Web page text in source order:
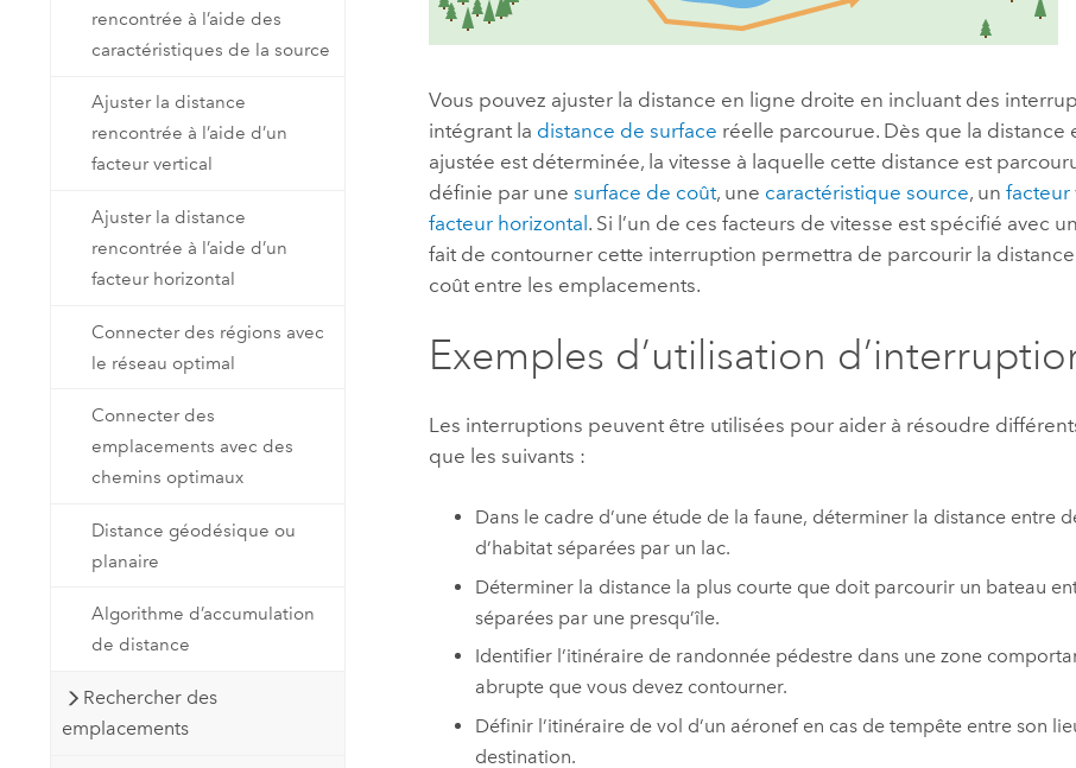
rencontrée à l’aide des
caractéristiques de la source
Ajuster la distance
rencontrée à l’aide d’un
facteur vertical
Ajuster la distance
rencontrée à l’aide d’un
facteur horizontal
Connecter des régions avec
le réseau optimal
Connecter des
emplacements avec des
chemins optimaux
Distance géodésique ou
planaire
Algorithme d’accumulation
de distance
Rechercher des
emplacements
Vous pouvez ajuster la distance en ligne droite en incluant des
intégrant la distance de surface réelle parcourue. Dès que la distance
ajustée est déterminée, la vitesse à laquelle cette distance est
définie par unesurface de coût, une caractéristique source, unfacteur
facteur horizontal . Si l’un de ces facteurs de vitesse est spécifié avec
fait de contourner cette interruption permettra de parcourir la
coût entre les emplacements.
Exemples d’utilisation
Les interruptions peuvent être utilisées pour aider à résoudre
que les suivants :
Dans le cadre d’une étude de la faune, déterminer la distance entre
d’habitat séparées par un lac.
Déterminer la distance la plus courte que doit parcourir un bateau
séparées par une presqu’île.
Identifier l’itinéraire de randonnée pédestre dans une zone
abrupte que vous devez contourner.
Définir l’itinéraire de vol d’un aéronef en cas de tempête entre son
destination.